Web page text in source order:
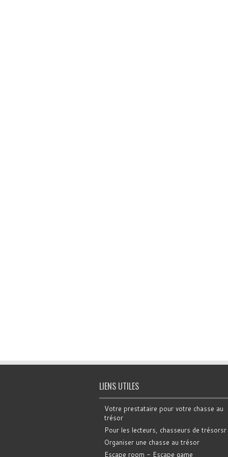
LIENS UTILES
Votre prestataire pour votre chasse au
trésor
Pour les lecteurs, chasseurs de trésorsr
Organiser une chasse au trésor
Escape room - Escape game